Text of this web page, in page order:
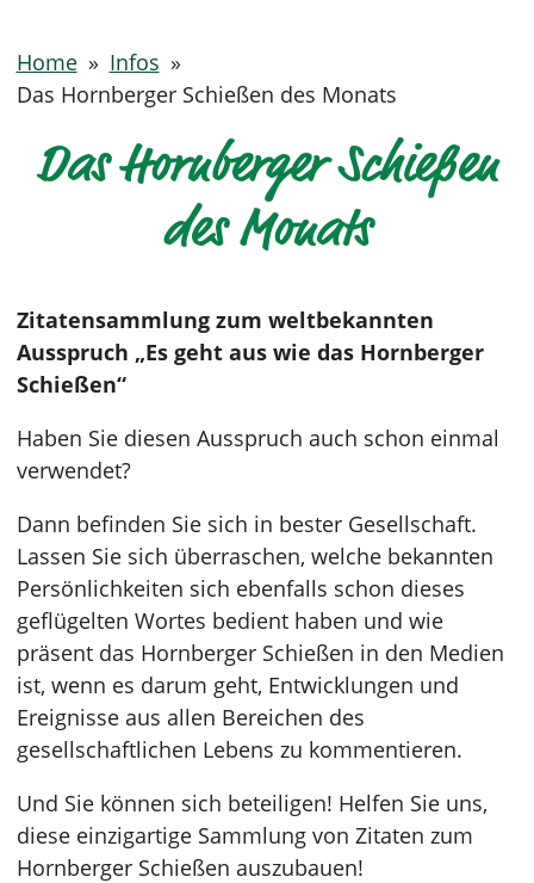
Home » Infos »
Das Hornberger Schießen des Monats
Das Hornberger Schießen
des Monats
Zitatensammlung zum weltbekannten
Ausspruch „Es geht aus wie das Hornberger
Schießen“
Haben Sie diesen Ausspruch auch schon einmal
verwendet?
Dann befinden Sie sich in bester Gesellschaft.
Lassen Sie sich überraschen, welche bekannten
Persönlichkeiten sich ebenfalls schon dieses
geflügelten Wortes bedient haben und wie
präsent das Hornberger Schießen in den Medien
ist, wenn es darum geht, Entwicklungen und
Ereignisse aus allen Bereichen des
gesellschaftlichen Lebens zu kommentieren.
Und Sie können sich beteiligen! Helfen Sie uns,
diese einzigartige Sammlung von Zitaten zum
Hornberger Schießen auszubauen!